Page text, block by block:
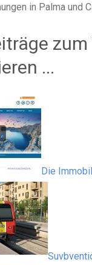
in Palma und
...
Die